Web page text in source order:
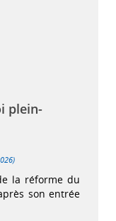
plein-
la réforme du
son entrée